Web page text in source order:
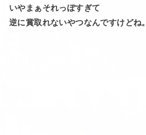
いやまぁそれっぽすぎて
逆に賞取れないやつなんですけどね。